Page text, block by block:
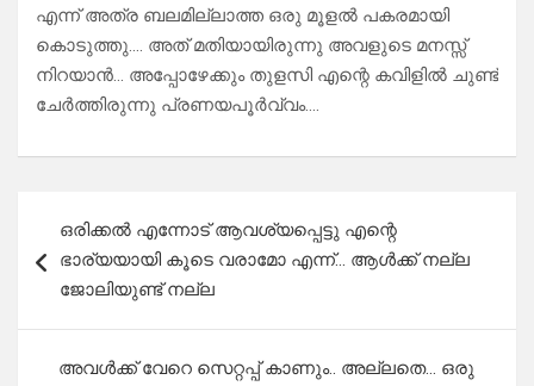
എന്ന് അത്ര ബലമില്ലാത്ത ഒരു മൂളൽ പകരമായി
കൊടുത്തു…. അത് മതിയായിരുന്നു അവളുടെ മനസ്സ്
നിറയാൻ… അപ്പോഴേക്കും തുളസി എന്റെ കവിളിൽ ചുണ്ട്
ചേർത്തിരുന്നു പ്രണയപൂർവ്വം….
navigation
ഒരിക്കൽ എന്നോട് ആവശ്യപ്പെട്ടു എന്റെ
ഭാര്യയായി കൂടെ വരാമോ എന്ന്… ആൾക്ക് നല്ല
ജോലിയുണ്ട് നല്ല
അവൾക്ക് വേറെ സെറ്റപ്പ് കാണും.. അല്ലതെ… ഒരു